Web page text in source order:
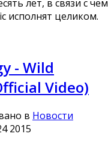
лет, в связи с чем
исполнят целиком.
- Wild
Video)
в Новости
2015